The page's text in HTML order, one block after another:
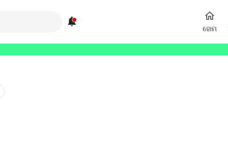

ହୋମ